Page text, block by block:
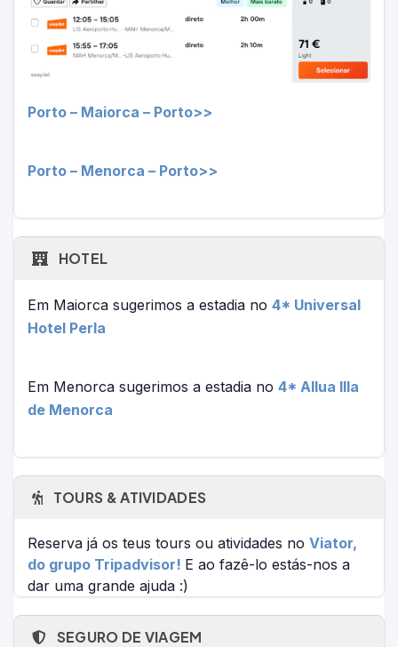
Porto – Maiorca – Porto>>
Porto – Menorca – Porto>>
HOTEL
Em Maiorca sugerimos a estadia no 4* Universal
Hotel Perla
Em Menorca sugerimos a estadia no 4* Allua Illa
de Menorca
TOURS & ATIVIDADES
Reserva já os teus tours ou atividades no Viator,
do grupo Tripadvisor! E ao fazê-lo estás-nos a
dar uma grande ajuda :)
SEGURO DE VIAGEM